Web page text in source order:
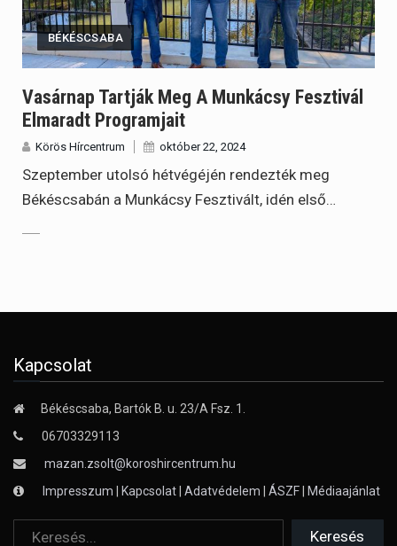
BÉKÉSCSABA
Vasárnap Tartják Meg A Munkácsy Fesztivál
Elmaradt Programjait
Körös Hírcentrum október 22, 2024
Szeptember utolsó hétvégéjén rendezték meg
Békéscsabán a Munkácsy Fesztivált, idén első…
Kapcsolat
Békéscsaba, Bartók B. u. 23/A Fsz. 1.
06703329113
mazan.zsolt@koroshircentrum.hu
Impresszum
Kapcsolat Adatvédelem ÁSZF Médiaajánlat